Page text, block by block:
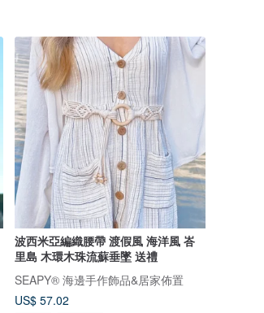
波西米亞編織腰帶 渡假風 海洋風 峇
里島 木環木珠流蘇垂墜 送禮
SEAPY® 海邊手作飾品&居家佈置
US$ 57.02